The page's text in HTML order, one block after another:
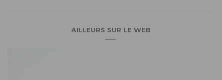
AILLEURS SUR LE WEB